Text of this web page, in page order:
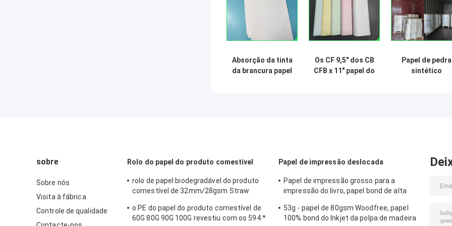
Absorção da tinta
da brancura papel
Os CF 9,5" dos CB
CFB x 11" papel do
Papel de pedra
sintético
sobre
Sobre nós
Visita à fábrica
Controle de qualidade
Rolo do papel do produto comestível
rolo de papel biodegradável do produto
comestível de 32mm/28gsm Straw
o PE do papel do produto comestível de
60G 80G 90G 100G revestiu com os 594 *
Papel de impressão deslocada
Papel de impressão grosso para a
impressão do livro, papel bond de alta
Woodfree
53g - papel de 80gsm Woodfree, papel
100% bond do Inkjet da polpa de madeira